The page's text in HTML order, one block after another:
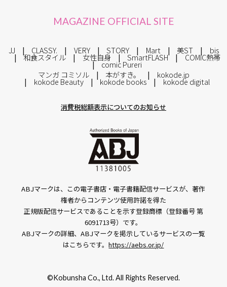
MAGAZINE OFFICIAL SITE
JJ CLASSY. VERY STORY Mart 美ST bis
和食スタイル 女性自身 SmartFLASH COMIC熱帯
comic Pureri
マンガ コミソル
本がすき。 kokode.jp
kokode Beauty kokode books kokode digital
消費税総額表示についてのお知らせ
ABJマークは、この電子書店・電子書籍配信サービスが、著作
権者からコンテンツ使用許諾を得た
正規版配信サービスであることを示す登録商標（登録番号 第
6091713号）です。
ABJマークの詳細、ABJマークを掲示しているサービスの一覧
はこちらです。https://aebs.or.jp/
©Kobunsha Co., Ltd. All Rights Reserved.